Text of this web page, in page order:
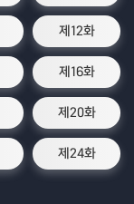
제12화
제16화
제20화
제24화